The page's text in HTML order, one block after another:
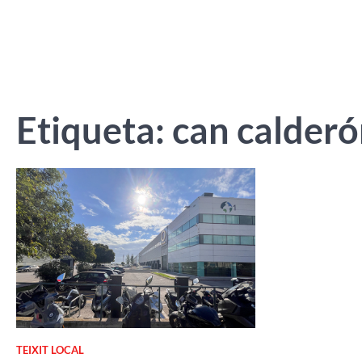
Etiqueta: can
TEIXIT LOCAL